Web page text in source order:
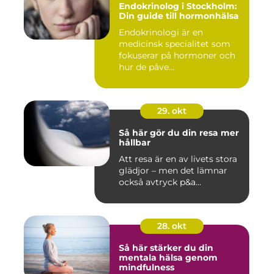
Endokrinolog i Stockholm:
Din guide till hormonhälsa
Endokrinologi är en
medicinsk specialitet som
fokuserar på hormoner och
hur de påve...
29. okt
Så här gör du din resa mer
hållbar
Att resa är en av livets stora
glädjor – men det lämnar
också avtryck p&a...
28. okt
Så här stärker du din
mentala hälsa genom
mindfulness